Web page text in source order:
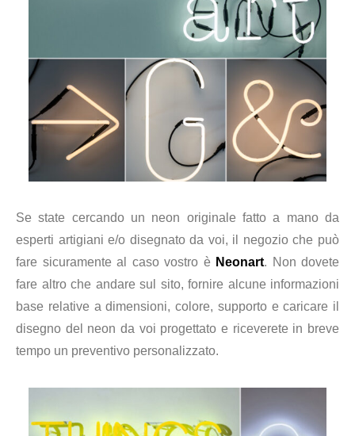
Se state cercando un neon originale fatto a mano da
esperti artigiani e/o disegnato da voi, il negozio che può
fare sicuramente al caso vostro è Neonart. Non dovete
fare altro che andare sul sito, fornire alcune informazioni
base relative a dimensioni, colore, supporto e caricare il
disegno del neon da voi progettato e riceverete in breve
tempo un preventivo personalizzato.